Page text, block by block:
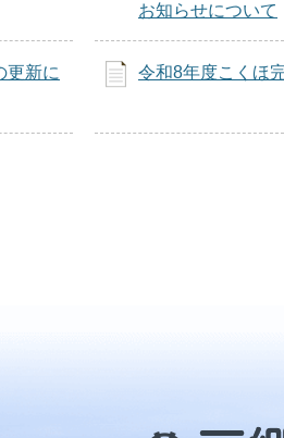
お知らせについて
更新に
令和8年度こくほ